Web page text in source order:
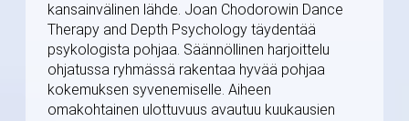
kansainvälinen lähde. Joan Chodorowin Dance
Therapy and Depth Psychology täydentää
psykologista pohjaa. Säännöllinen harjoittelu
ohjatussa ryhmässä rakentaa hyvää pohjaa
kokemuksen syvenemiselle. Aiheen
omakohtainen ulottuvuus avautuu kuukausien